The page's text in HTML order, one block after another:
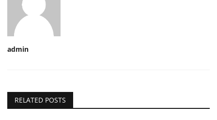
admin
RELATED POSTS